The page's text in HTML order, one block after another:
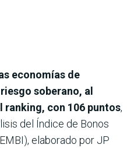
economías de
soberano, al
ranking, con 106 puntos,
del Índice de Bonos
elaborado por JP